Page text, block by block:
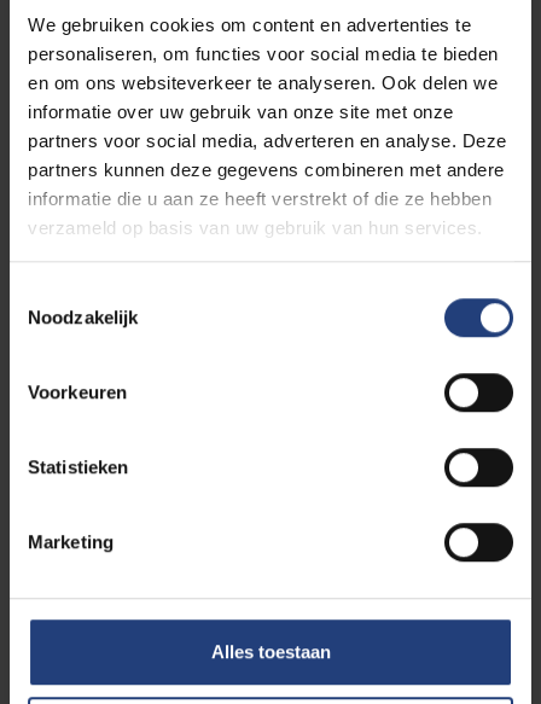
We gebruiken cookies om content en advertenties te
personaliseren, om functies voor social media te bieden
en om ons websiteverkeer te analyseren. Ook delen we
informatie over uw gebruik van onze site met onze
partners voor social media, adverteren en analyse. Deze
partners kunnen deze gegevens combineren met andere
informatie die u aan ze heeft verstrekt of die ze hebben
verzameld op basis van uw gebruik van hun services.
Noodzakelijk
Voorkeuren
Statistieken
Marketing
Alles toestaan
vooropgezet doel.
In Esterwegen werd De Schrijver, samen met onder
meer de Gentse ex-schepen Henri Story, in februari-
maart 1944 lid van de clandestiene
vrijmetselaarslogeLiberté Chérie. Kort nadien werd hij
overgebracht naar het concentratiekamp Gross-
Rosen.
Jean-Baptiste De Schrijver overleed daar op 9
februari 1945.
Bronnen:
Website
https://www.vrt.be/vrtnws/nl/drafts/jan-
cherie-een-licht-in-de-nacht-u/